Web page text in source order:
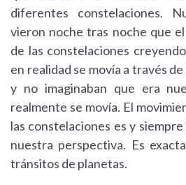
diferentes constelaciones.
vieron noche tras noche que
de las constelaciones
en realidad se movía a través
y no imaginaban que era
realmente se movía. El
las constelaciones es y
nuestra perspectiva. Es
tránsitos de planetas.